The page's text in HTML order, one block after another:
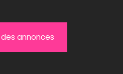
annonces